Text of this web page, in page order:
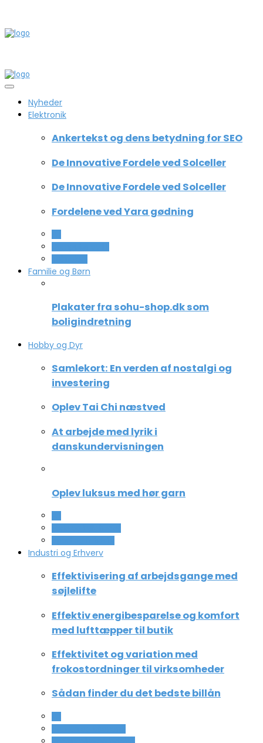
Nyheder
Elektronik
Ankertekst og dens betydning for SEO
De Innovative Fordele ved Solceller
De Innovative Fordele ved Solceller
Fordelene ved Yara gødning
Familie og Børn
Plakater fra sohu-shop.dk som
boligindretning
Hobby og Dyr
Samlekort: En verden af nostalgi og
investering
Oplev Tai Chi næstved
At arbejde med lyrik i
danskundervisningen
Oplev luksus med hør garn
Industri og Erhverv
Effektivisering af arbejdsgange med
søjlelifte
Effektiv energibesparelse og komfort
med lufttæpper til butik
Effektivitet og variation med
frokostordninger til virksomheder
Sådan finder du det bedste billån